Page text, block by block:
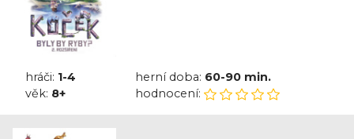
hráči: 1-4 herní doba: 60-90 min.
věk: 8+ hodnocení: